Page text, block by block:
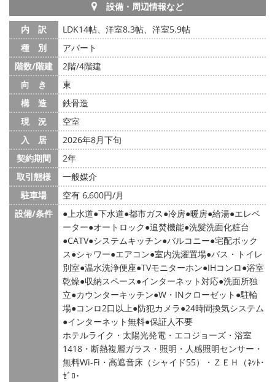
設備・周辺情報など
内 訳
LDK14帖、洋室8.3帖、洋室5.9帖
種 別
アパート
階数/階建
2階/4階建
向 き
東
構 造
鉄骨造
現 況
空室
入 居
2026年8月下旬
契約期間
2年
取引態様
一般媒介
駐車場
空有 6,600円/月
設備/条件
上水道 下水道 都市ガス 冷房 暖房 給湯 エレベ
ーター オートロック 追焚機能 洗髪洗面化粧台
CATV システムキッチン バルコニー 宅配ボック
ス シャワー エアコン 室内洗濯置場 バス・トイレ
別室 温水洗浄便座 TVモニターホン IHコンロ 浴室
乾燥 収納スペース インターネット対応 洗面所独
立 カウンターキッチン W・INクローゼット 駐輪
場 コンロ2口以上 防犯カメラ 24時間換気システム
インターネット無料 保証人不要
ホテルライク・太陽光発電・エコジョーズ・浴室
1418・断熱複層ガラス・照明・人感照明センサー・
無料Wi-Fi・高遮音床（シャイド55）・ＺＥＨ（ﾈｯﾄ･
ｾﾞﾛ･